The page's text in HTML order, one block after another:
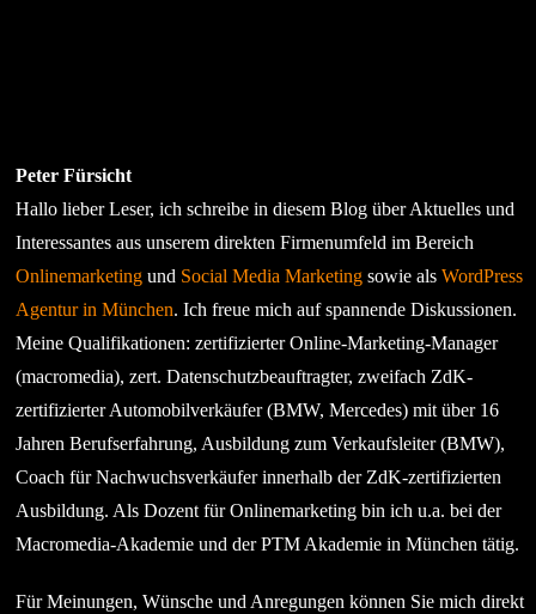
Peter Fürsicht
Hallo lieber Leser, ich schreibe in diesem Blog über Aktuelles und
Interessantes aus unserem direkten Firmenumfeld im Bereich
Onlinemarketing und Social Media Marketing sowie alsWordPress
Agentur in München. Ich freue mich auf spannende Diskussionen.
Meine Qualifikationen: zertifizierter Online-Marketing-Manager
(macromedia), zert. Datenschutzbeauftragter, zweifach ZdK-
zertifizierter Automobilverkäufer (BMW, Mercedes) mit über 16
Jahren Berufserfahrung, Ausbildung zum Verkaufsleiter (BMW),
Coach für Nachwuchsverkäufer innerhalb der ZdK-zertifizierten
Ausbildung. Als Dozent für Onlinemarketing bin ich u.a. bei der
Macromedia-Akademie und der PTM Akademie in München tätig.
Für Meinungen, Wünsche und Anregungen können Sie mich direkt